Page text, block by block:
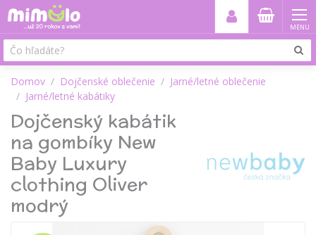
MENU
Domov Dojčenské oblečenie
Jarné/letné oblečenie
Jarné/letné kabátiky
Dojčenský kabátik
na gombíky New
Baby Luxury
clothing Oliver
modrý